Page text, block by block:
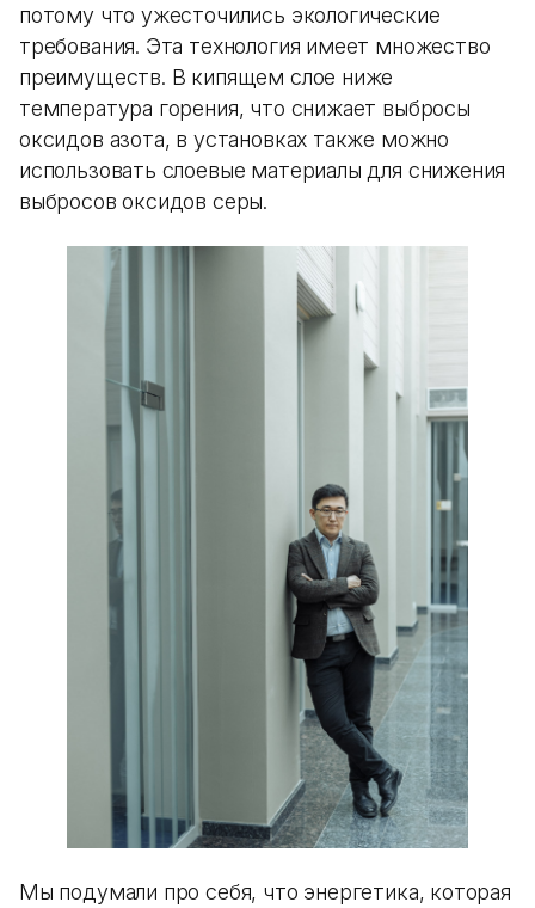
потому что ужесточились экологические
требования. Эта технология имеет множество
преимуществ. В кипящем слое ниже
температура горения, что снижает выбросы
оксидов азота, в установках также можно
использовать слоевые материалы для снижения
выбросов оксидов серы.
Мы подумали про себя, что энергетика, которая